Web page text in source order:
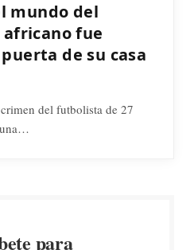
mundo del
fue
de su casa
del futbolista de 27
para